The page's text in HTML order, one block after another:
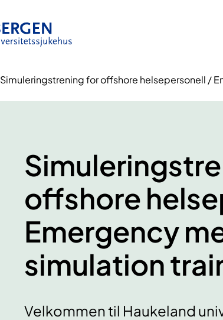
Simuleringstrening for offshore helsepersonell /
offshore
Emergency
simulation
Velkommen til Haukeland